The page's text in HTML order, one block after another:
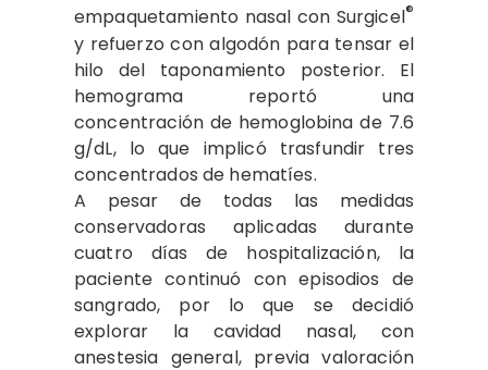
empaquetamiento nasal con Surgicel®
y refuerzo con algodón para tensar el
hilo del taponamiento posterior. El
hemograma reportó una
concentración de hemoglobina de 7.6
g/dL, lo que implicó trasfundir tres
concentrados de hematíes.
A pesar de todas las medidas
conservadoras aplicadas durante
cuatro días de hospitalización, la
paciente continuó con episodios de
sangrado, por lo que se decidió
explorar la cavidad nasal, con
anestesia general, previa valoración